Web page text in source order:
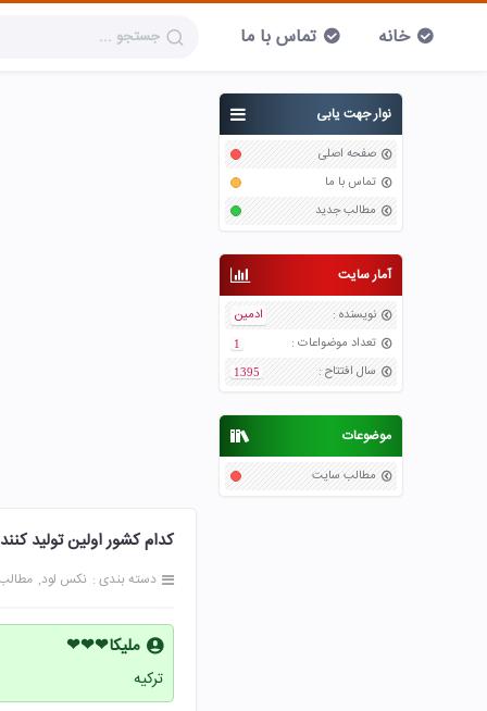
خانه تماس با ما
نوار جهت یابی
صفحه اصلی
تماس با ما
مطالب جدید
آمار سایت
نویسنده :
ادمین
تعداد موضواعات :
1
سال افتتاح :
1395
موضوعات
مطالب سایت
کدام کشور اولین تولید
دسته بندی : نکس لود
ملیکا❤❤❤
ترکیه